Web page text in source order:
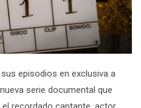
episodios en exclusiva a
nueva serie documental que